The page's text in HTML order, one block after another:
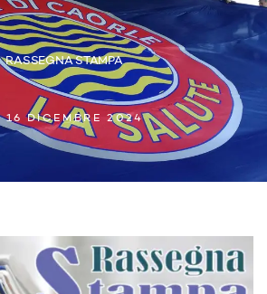
RASSEGNA STAMPA
16 DICEMBRE 2024